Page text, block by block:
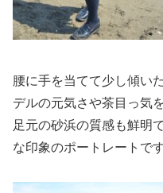
腰に手を当てて少し傾い
デルの元気さや茶目っ気を
足元の砂浜の質感も鮮明
な印象のポートレートです